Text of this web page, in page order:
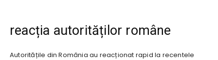
reacția autorităților române
Autoritățile din România au reacționat rapid la recentele